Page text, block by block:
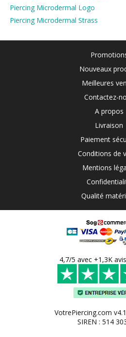
Piercing Microdermal Logo
Piercing Microdermal Strass
Nouveaux
Meilleures
Contactez-
A propos
Livraison
Paiement
Conditions de
Mentions
Qualité
4,7/5 avec +1,3K avis
VotrePiercing.com
SIREN : 514